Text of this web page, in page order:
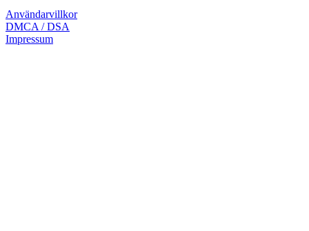
Användarvillkor
DMCA / DSA
Impressum